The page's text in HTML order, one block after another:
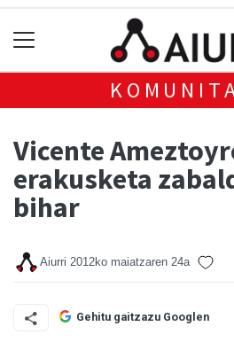
Vicente
erakusketa
bihar
Aiurri 2012ko maiatzaren 24a
Gehitu gaitzazu Googlen